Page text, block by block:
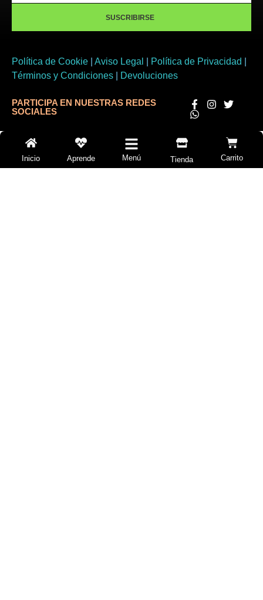
SUSCRIBIRSE
Política de Cookie Aviso Legal Política de Privacidad
Términos y Condiciones
Devoluciones
PARTICIPA EN NUESTRAS REDES
SOCIALES
Inicio Aprende Menú Tienda Carrito